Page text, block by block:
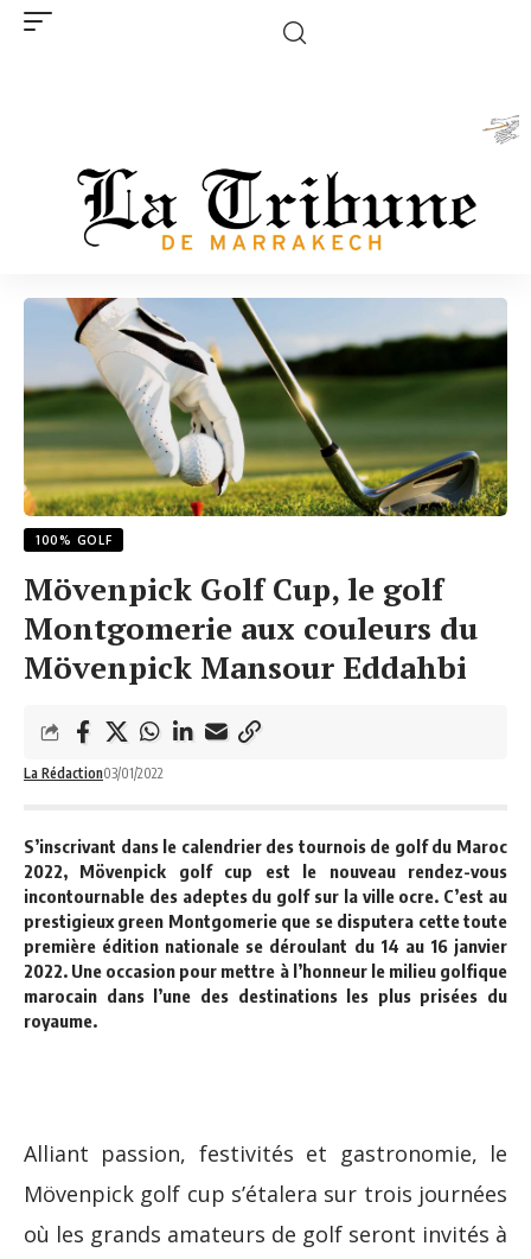
100% GOLF
Mövenpick Golf Cup, le golf
Montgomerie aux couleurs du
Mövenpick Mansour Eddahbi
La Rédaction03/01/2022
S’inscrivant dans le calendrier des tournois de golf du Maroc
2022, Mövenpick golf cup est le nouveau rendez-vous
incontournable des adeptes du golf sur la ville ocre. C’est au
prestigieuxgreen Montgomerieque se disputera cette toute
première édition nationale se déroulant du 14 au 16 janvier
2022. Une occasion pour mettre à l’honneur le milieu golfique
marocain dans l’une des destinations les plus prisées du
royaume.
Alliant passion, festivités et gastronomie, le
Mövenpick golf cup s’étalera sur trois journées
où les grands amateurs de golf seront invités à